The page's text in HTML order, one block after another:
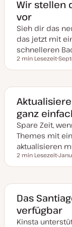
k
a
l
i
s
i
e
Wir stellen
vor
Sieh dir das
das jetzt mit
schnelleren
Lesezeit
2 min Lesezeit
a
u
a
k
t
u
a
i
s
i
e
ganz
Spare Zeit,
Themes mit
aktualisieren
Lesezeit
2 min Lesezeit
a
u
a
k
t
u
a
Das
verfügbar
Kinsta